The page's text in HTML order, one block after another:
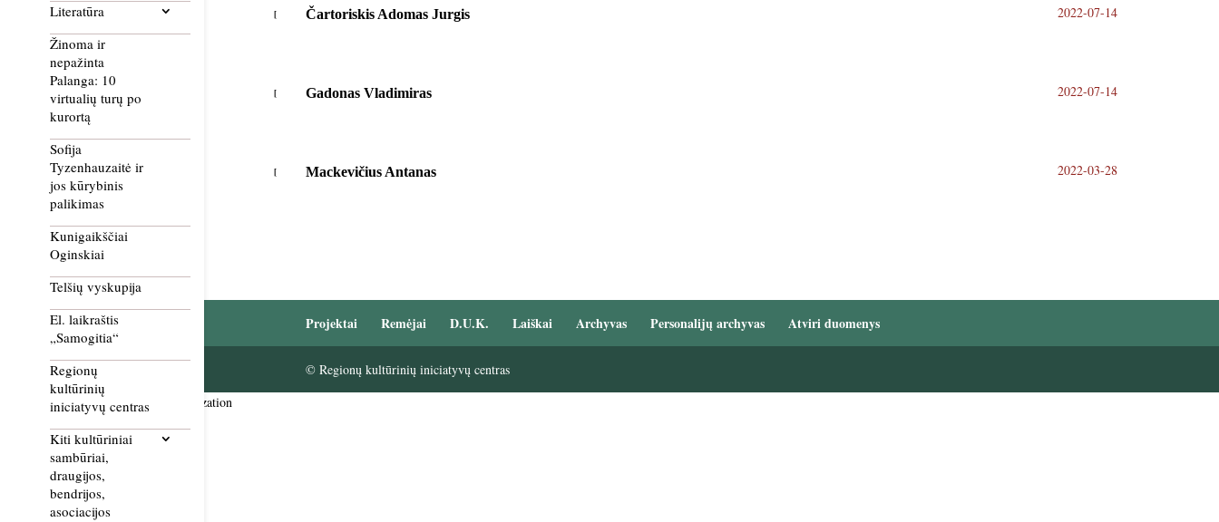
Literatūra
Žinoma ir
nepažinta
Palanga: 10
virtualių turų po
kurortą
Sofija
Tyzenhauzaitė ir
jos kūrybinis
palikimas
Kunigaikščiai
Oginskiai
Telšių vyskupija
El. laikraštis
„Samogitia“
Regionų
kultūrinių
iniciatyvų centras
Kiti kultūriniai
sambūriai,
draugijos,
bendrijos,
asociacijos
Čartoriskis Adomas Jurgis 2022-07-14
Gadonas Vladimiras 2022-07-14
Mackevičius Antanas 2022-03-28
Projektai Remėjai D.U.K. Laiškai Archyvas Personalijų archyvas Atviri duomenys
© Regionų kultūrinių iniciatyvų centras
Smush Image Compression and Optimization